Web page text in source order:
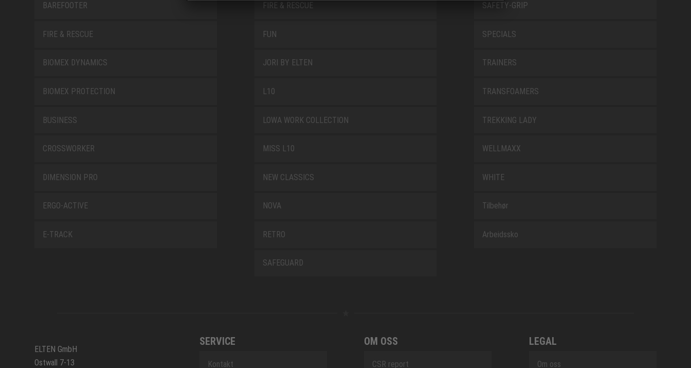
BAREFOOTER
FIRE & RESCUE
BIOMEX DYNAMICS
BIOMEX PROTECTION
BUSINESS
CROSSWORKER
DIMENSION PRO
ERGO-ACTIVE
E-TRACK
FIRE & RESCUE
FUN
JORI BY ELTEN
L10
LOWA WORK COLLECTION
MISS L10
NEW CLASSICS
NOVA
RETRO
SAFEGUARD
SAFETY-GRIP
SPECIALS
TRAINERS
TRANSFOAMERS
TREKKING LADY
WELLMAXX
WHITE
Tilbehør
Arbeidssko
ELTEN GmbH
Ostwall 7-13
SERVICE
Kontakt
OM OSS
CSR report
LEGAL
Om oss